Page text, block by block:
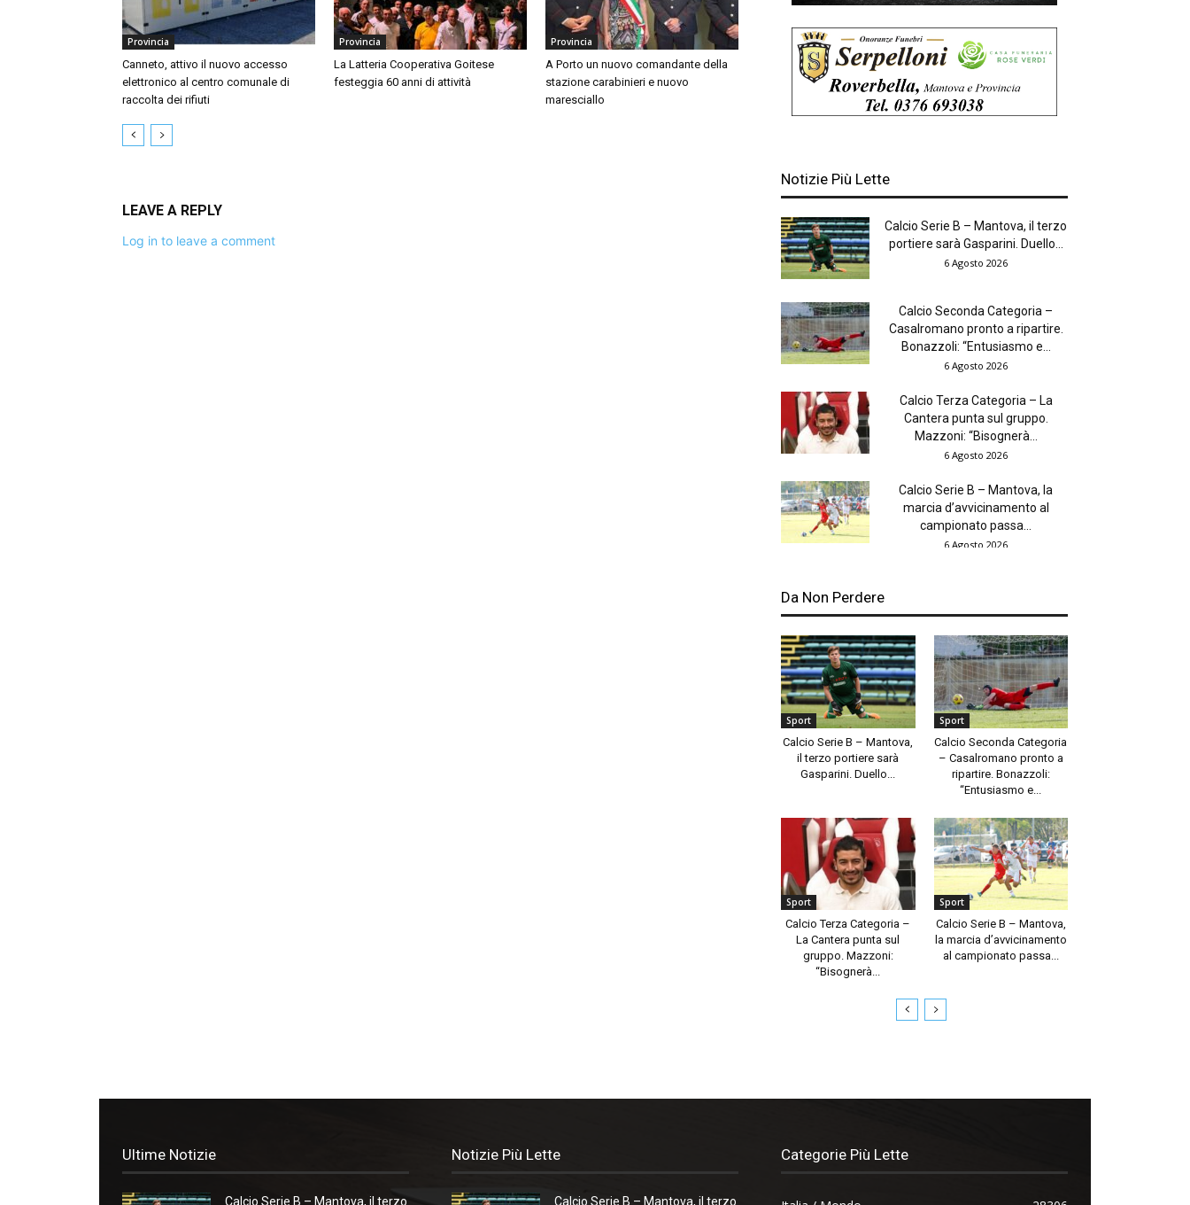
Provincia
Canneto, attivo il nuovo accesso
elettronico al centro comunale di
raccolta dei rifiuti
Provincia
La Latteria Cooperativa Goitese
festeggia 60 anni di attività
Provincia
A Porto un nuovo comandante della
stazione carabinieri e nuovo
maresciallo
LEAVE A REPLY
Log in to leave a comment
Notizie Più Lette
Calcio Serie B – Mantova, il terzo
portiere sarà Gasparini. Duello...
6 Agosto 2026
Calcio Seconda Categoria –
Casalromano pronto a ripartire.
Bonazzoli: “Entusiasmo e...
6 Agosto 2026
Calcio Terza Categoria – La
Cantera punta sul gruppo.
Mazzoni: “Bisognerà...
6 Agosto 2026
Calcio Serie B – Mantova, la
marcia d’avvicinamento al
campionato passa...
6 Agosto 2026
Da Non Perdere
Sport
Calcio Serie B – Mantova,
il terzo portiere sarà
Gasparini. Duello...
Sport
Calcio Seconda Categoria
– Casalromano pronto a
ripartire. Bonazzoli:
“Entusiasmo e...
Sport
Calcio Terza Categoria –
La Cantera punta sul
gruppo. Mazzoni:
“Bisognerà...
Sport
Calcio Serie B – Mantova,
la marcia d’avvicinamento
al campionato passa...
Ultime Notizie
Calcio Serie B – Mantova, il terzo
Notizie Più Lette
Calcio Serie B – Mantova, il terzo
Categorie Più Lette